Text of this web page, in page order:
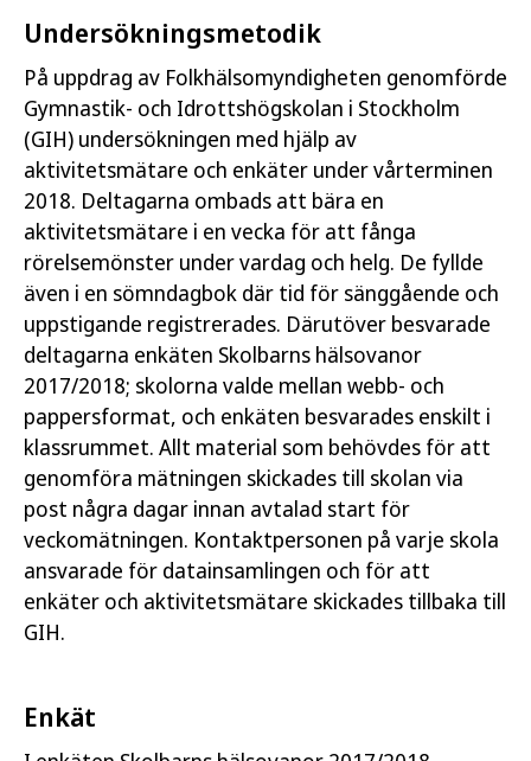
Undersökningsmetodik
På uppdrag av Folkhälsomyndigheten genomförde
Gymnastik- och Idrottshögskolan i Stockholm
(GIH) undersökningen med hjälp av
aktivitetsmätare och enkäter under vårterminen
2018. Deltagarna ombads att bära en
aktivitetsmätare i en vecka för att fånga
rörelsemönster under vardag och helg. De fyllde
även i en sömndagbok där tid för sänggående och
uppstigande registrerades. Därutöver besvarade
deltagarna enkäten Skolbarns hälsovanor
2017/2018; skolorna valde mellan webb- och
pappersformat, och enkäten besvarades enskilt i
klassrummet. Allt material som behövdes för att
genomföra mätningen skickades till skolan via
post några dagar innan avtalad start för
veckomätningen. Kontaktpersonen på varje skola
ansvarade för datainsamlingen och för att
enkäter och aktivitetsmätare skickades tillbaka till
GIH.
Enkät